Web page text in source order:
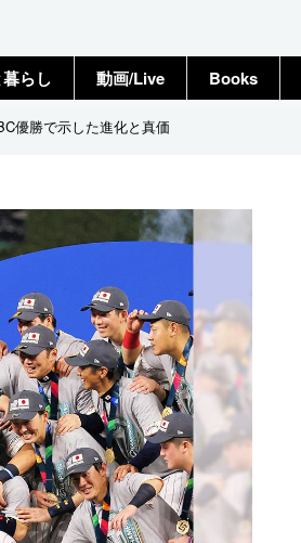
らし 動画/Live Books
優勝で示した進化と真価